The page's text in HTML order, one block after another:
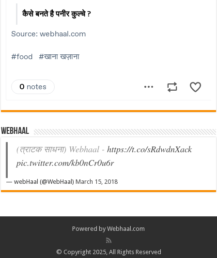
Webhaal
(त्राटक साधना) Webhaal -https://t.co/sRdwdnXack
pic.twitter.com/kb0nCr0u6r
— webHaal (@WebHaal)March 15, 2018
Powered by Webhaal.com
© Copyright 2025, All Rights Reserved